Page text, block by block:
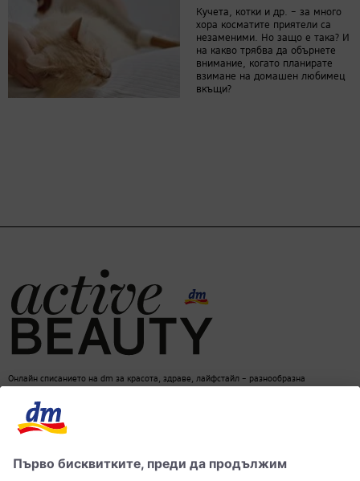
Кучета, котки и др. – за много
хора косматите приятели са
незаменими. Но защо е така? И
на какво трябва да обърнете
внимание, когато планирате
взимане на домашен любимец
вкъщи?
Онлайн списанието на dm за красота, здраве, лайфстайл – разнообразна